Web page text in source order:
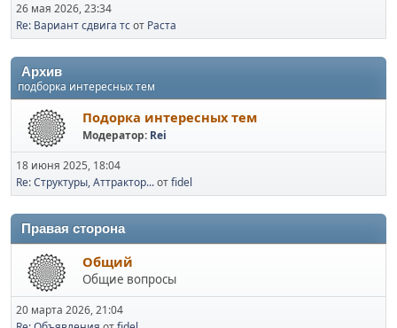
26 мая 2026, 23:34
Re: Вариант сдвига тсот Раста
Архив
подборка интересных тем
Подорка интересных тем
Модератор: Rei
18 июня 2025, 18:04
Re: Структуры, Аттрактор...отfidel
Правая сторона
Общий
Общие вопросы
20 марта 2026, 21:04